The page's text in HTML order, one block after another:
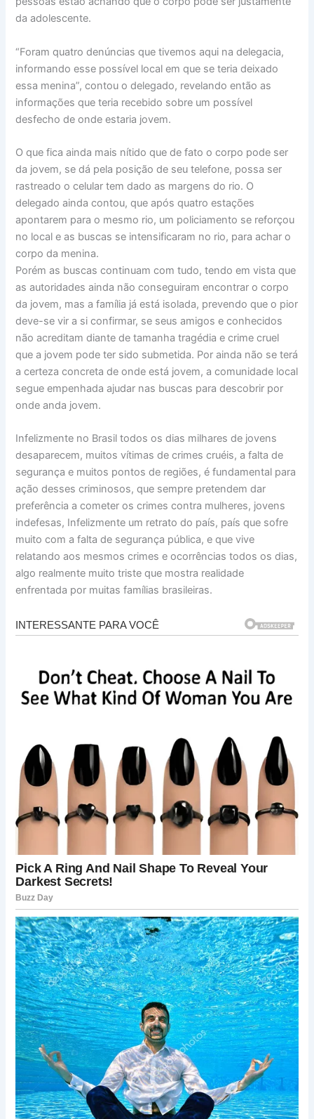
da adolescente.
“Foram quatro denúncias que tivemos aqui na delegacia,
informando esse possível local em que se teria deixado
essa menina”, contou o delegado, revelando então as
informações que teria recebido sobre um possível
desfecho de onde estaria jovem.
O que fica ainda mais nítido que de fato o corpo pode ser
da jovem, se dá pela posição de seu telefone, possa ser
rastreado o celular tem dado as margens do rio. O
delegado ainda contou, que após quatro estações
apontarem para o mesmo rio, um policiamento se reforçou
no local e as buscas se intensificaram no rio, para achar o
corpo da menina.
Porém as buscas continuam com tudo, tendo em vista que
as autoridades ainda não conseguiram encontrar o corpo
da jovem, mas a família já está isolada, prevendo que o pior
deve-se vir a si confirmar, se seus amigos e conhecidos
não acreditam diante de tamanha tragédia e crime cruel
que a jovem pode ter sido submetida. Por ainda não se terá
a certeza concreta de onde está jovem, a comunidade local
segue empenhada ajudar nas buscas para descobrir por
onde anda jovem.
Infelizmente no Brasil todos os dias milhares de jovens
desaparecem, muitos vítimas de crimes cruéis, a falta de
segurança e muitos pontos de regiões, é fundamental para
ação desses criminosos, que sempre pretendem dar
preferência a cometer os crimes contra mulheres, jovens
indefesas, Infelizmente um retrato do país, país que sofre
muito com a falta de segurança pública, e que vive
relatando aos mesmos crimes e ocorrências todos os dias,
algo realmente muito triste que mostra realidade
enfrentada por muitas famílias brasileiras.